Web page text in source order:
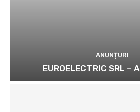
ANUNȚURI
EUROELECTRIC SRL –